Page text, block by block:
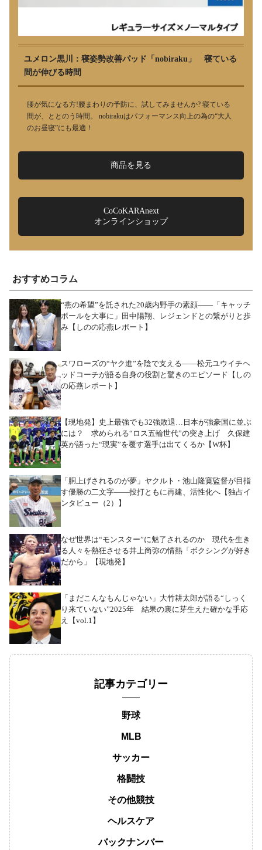
ユメロン黒川：寝姿勢改善パッド「nobiraku」 寝ている
間が伸びる時間
腰が気になる方!腰まわりの予防に、試してみませんか? 寝ている
間が、ととのう時間。 nobirakuはパフォーマンス向上の為の“大人
のお昼寝”にも最適！
商品を見る
CoCoKARAnext
オンラインショップ
おすすめコラム
“燕の希望”を託された20歳内野手の素顔――「キャッチ
ボールを大事に」田中陽翔、レジェンドとの繋がりと歩
み【しのの応燕レポート】
スワローズの“ヤク進”を陰で支える――松元ユウイチヘ
ッドコーチが語る自身の役割と驚きのエピソード【しの
の応燕レポート】
【現地発】史上最強でも32強敗退…日本が強豪国に並ぶ
には？ 求められる“ロス五輪世代”の突き上げ 久保建
英が語った“現実”を覆す選手は出てくるか【W杯】
「胴上げされるのが夢」ヤクルト・池山隆寛監督が目指
す優勝の二文字――投打ともに再建、活性化へ【独占イ
ンタビュー（2）】
なぜ世界は“モンスター”に魅了されるのか 現代を生き
る人々を熱狂させる井上尚弥の情熱「ボクシングが好き
だから」【現地発】
「まだこんなもんじゃない」大竹耕太郎が語る“しっく
り来ていない”2025年 結果の裏に芽生えた確かな手応
え【vol.1】
記事カテゴリー
野球
MLB
サッカー
格闘技
その他競技
ヘルスケア
バックナンバー